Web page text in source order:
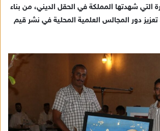
التي شهدتها المملكة في الحقل الديني، من بناء
دور المجالس العلمية المحلية في نشر قيم